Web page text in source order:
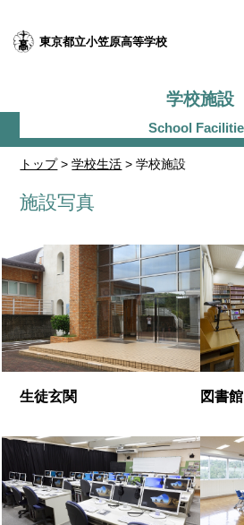
東京都立小笠原高等学校
トップ>学校生活 > 学校施設
学校施設
施設写真
生徒玄関 図書館